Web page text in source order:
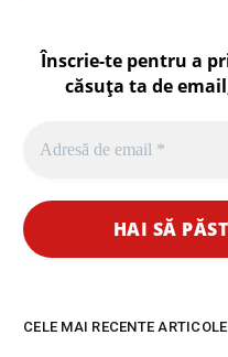
Înscrie-te pentru a
căsuța ta de
CELE MAI RECENTE ARTICOLE